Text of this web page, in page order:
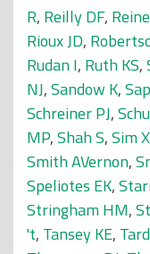
R, Reilly DF,
Rioux JD,
Rudan I, Ruth KS,
NJ,Sandow K,
Schreiner PJ,
MP,Shah S,Sim X
Smith AVernon,
Speliotes EK,
Stringham HM,
't, Tansey KE,